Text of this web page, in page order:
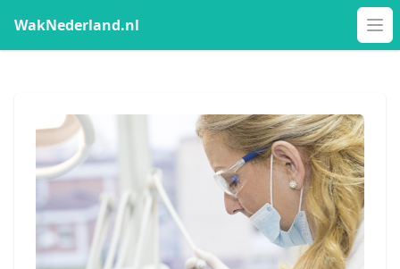
WakNederland.nl